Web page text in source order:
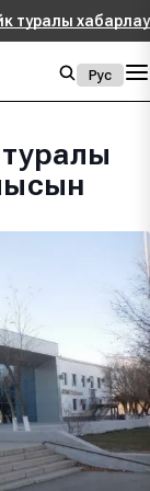
туралы хабарлау
Рус